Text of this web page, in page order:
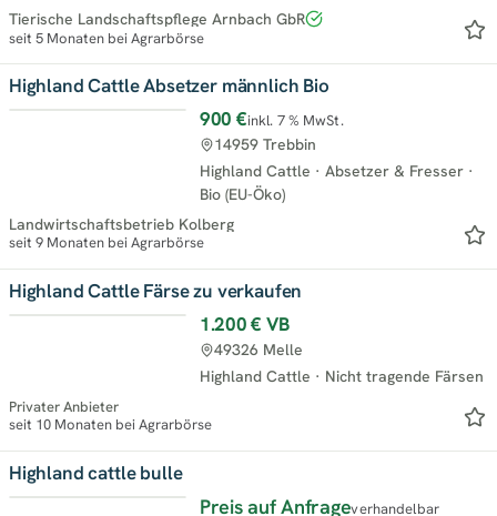
Tierische Landschaftspflege Arnbach GbR
seit 5 Monaten bei Agrarbörse
Highland Cattle Absetzer männlich Bio
900 €inkl. 7 % MwSt.
Highland Cattle · Absetzer & Fresser ·
Bio (EU-Öko)
14959 Trebbin
Landwirtschaftsbetrieb Kolberg
seit 9 Monaten bei Agrarbörse
Highland Cattle Färse zu verkaufen
1.200 € VB
Highland Cattle · Nicht tragende Färsen
49326 Melle
Privater Anbieter
seit 10 Monaten bei Agrarbörse
Highland cattle bulle
Preis auf Anfrageverhandelbar